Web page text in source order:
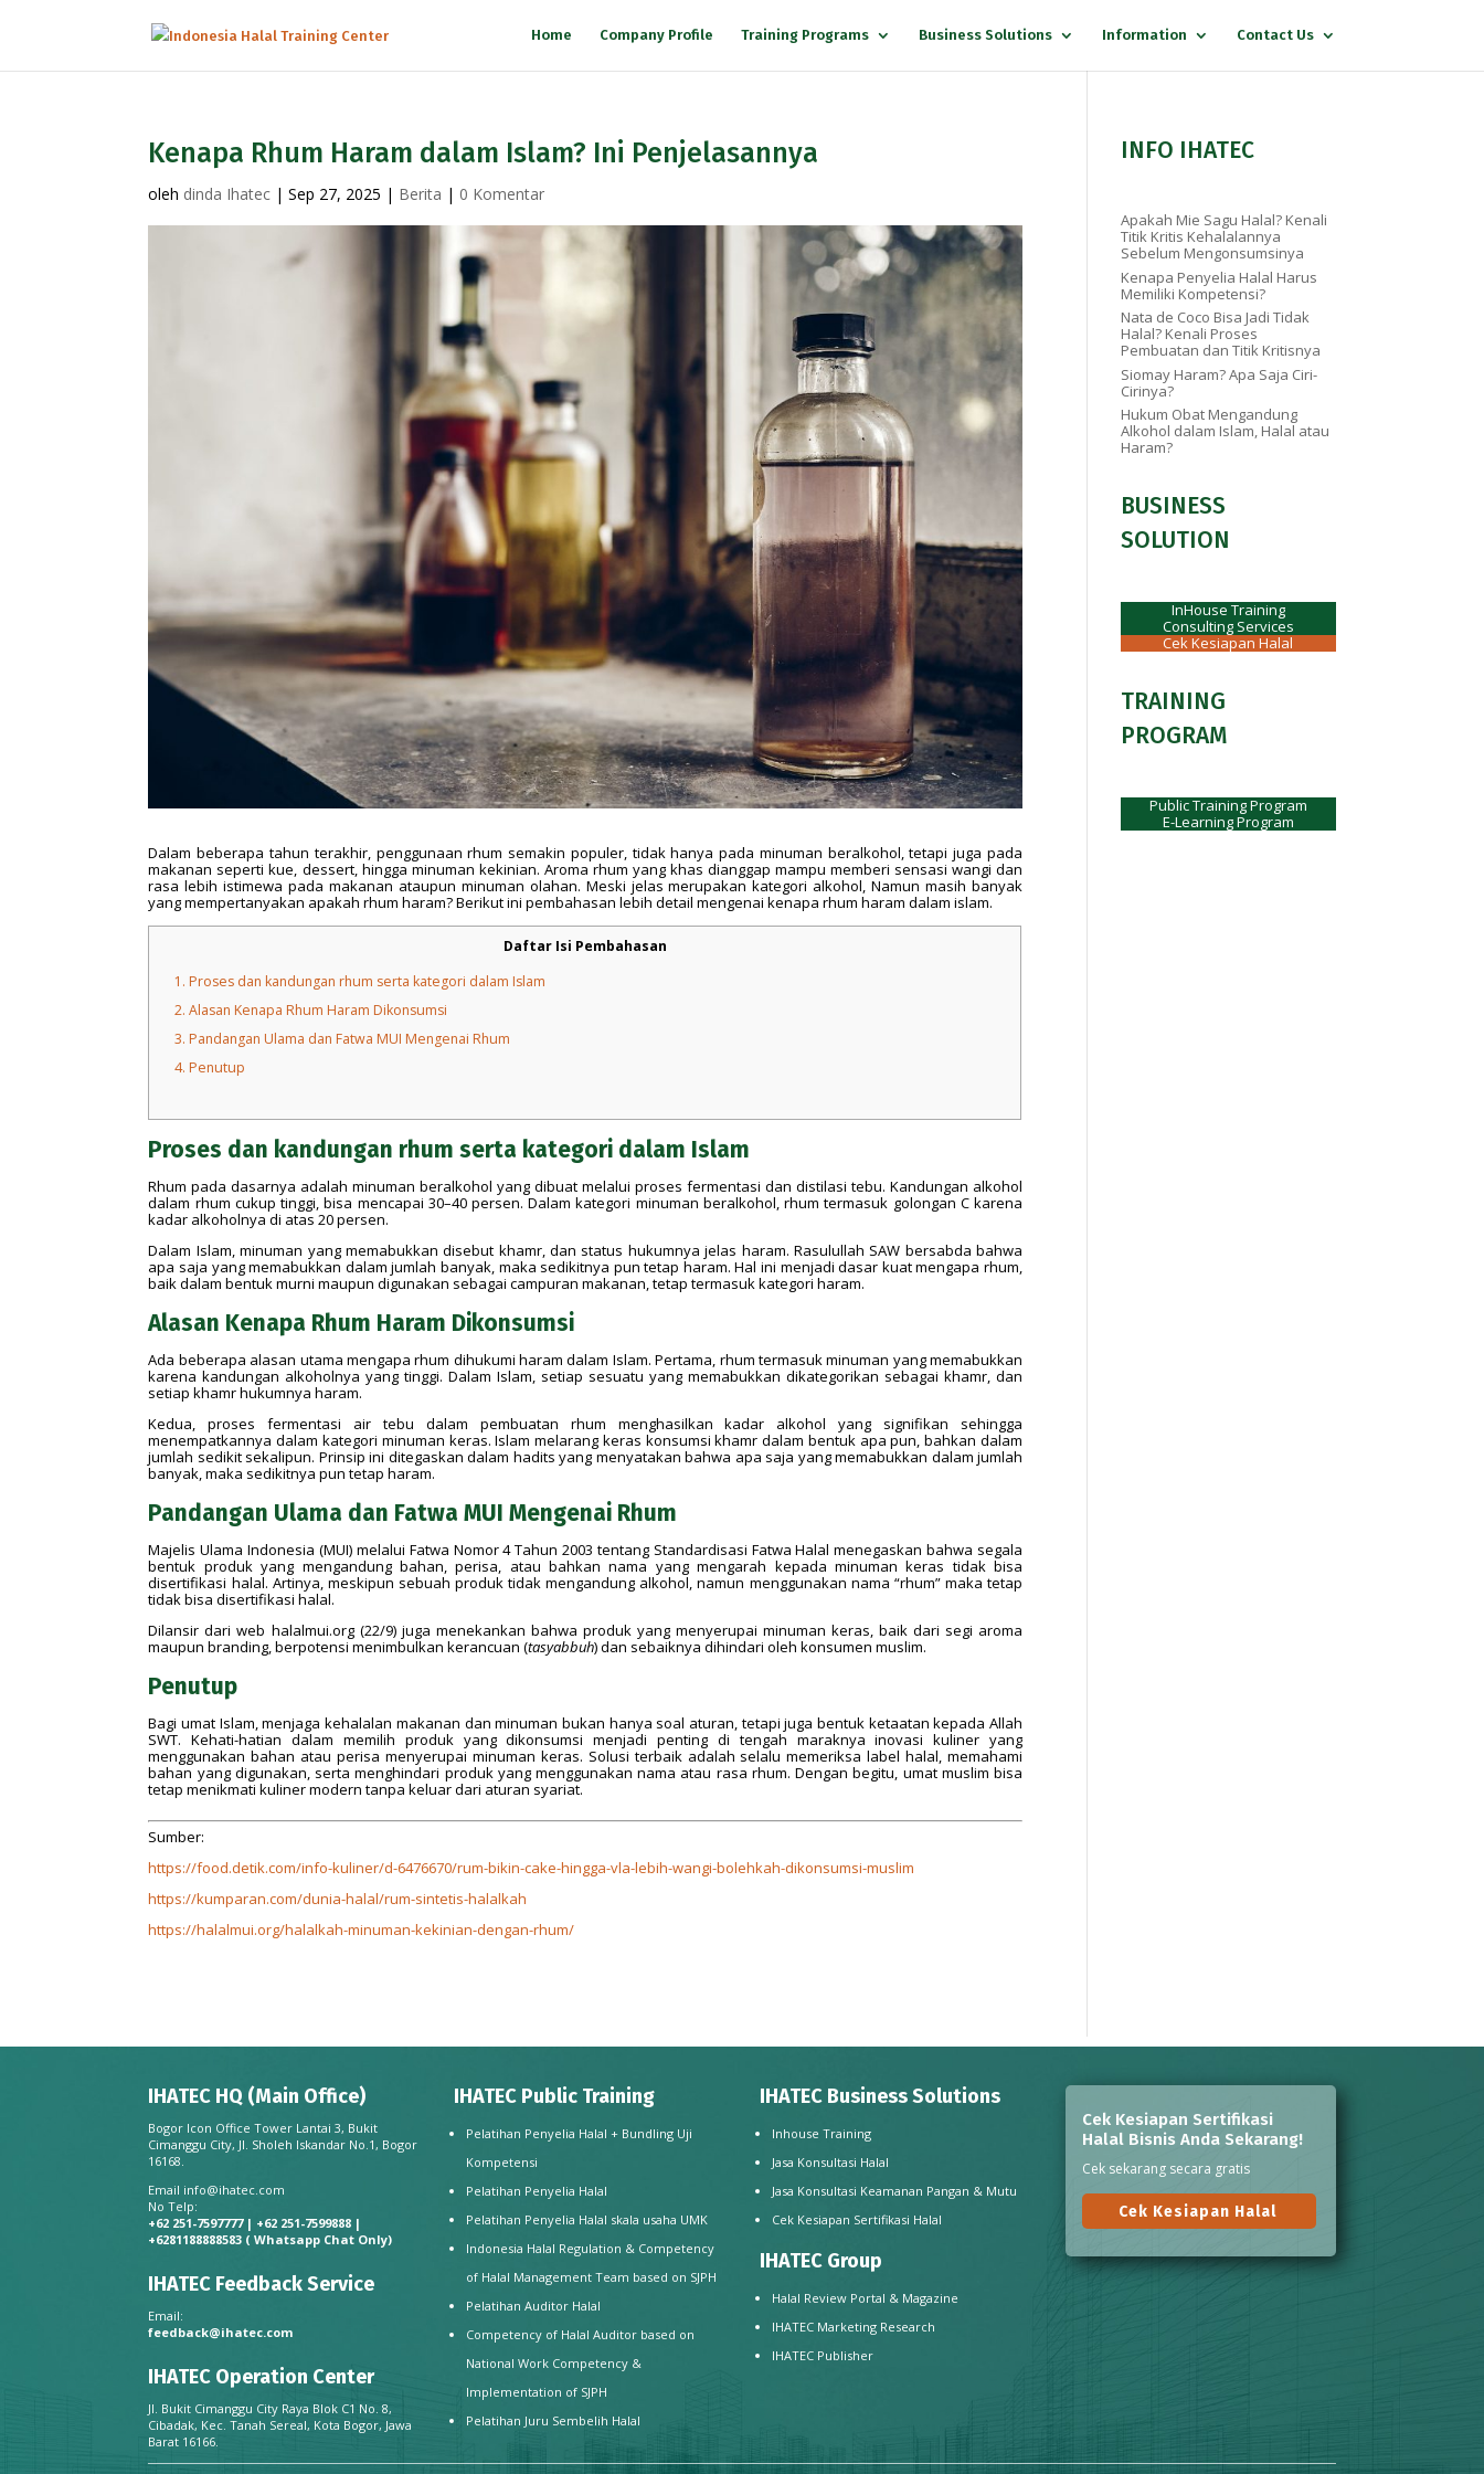
Home Company Profile Training Programs Business Solutions Information Contact Us
Kenapa Rhum Haram dalam Islam? Ini Penjelasannya
oleh dinda Ihatec |Sep 27, 2025 | Berita | 0 Komentar
Dalam beberapa tahun terakhir, penggunaan rhum semakin populer, tidak hanya pada minuman beralkohol, tetapi juga pada
makanan seperti kue, dessert, hingga minuman kekinian. Aroma rhum yang khas dianggap mampu memberi sensasi wangi dan
rasa lebih istimewa pada makanan ataupun minuman olahan. Meski jelas merupakan kategori alkohol, Namun masih banyak
yang mempertanyakan apakah rhum haram? Berikut ini pembahasan lebih detail mengenai kenapa rhum haram dalam islam.
Daftar Isi Pembahasan
1. Proses dan kandungan rhum serta kategori dalam Islam
2. Alasan Kenapa Rhum Haram Dikonsumsi
3. Pandangan Ulama dan Fatwa MUI Mengenai Rhum
4. Penutup
Proses dan kandungan rhum serta kategori dalam Islam
Rhum pada dasarnya adalah minuman beralkohol yang dibuat melalui proses fermentasi dan distilasi tebu. Kandungan alkohol
dalam rhum cukup tinggi, bisa mencapai 30–40 persen. Dalam kategori minuman beralkohol, rhum termasuk golongan C karena
kadar alkoholnya di atas 20 persen.
Dalam Islam, minuman yang memabukkan disebut khamr, dan status hukumnya jelas haram. Rasulullah SAW bersabda bahwa
apa saja yang memabukkan dalam jumlah banyak, maka sedikitnya pun tetap haram. Hal ini menjadi dasar kuat mengapa rhum,
baik dalam bentuk murni maupun digunakan sebagai campuran makanan, tetap termasuk kategori haram.
Alasan Kenapa Rhum Haram Dikonsumsi
Ada beberapa alasan utama mengapa rhum dihukumi haram dalam Islam. Pertama, rhum termasuk minuman yang memabukkan
karena kandungan alkoholnya yang tinggi. Dalam Islam, setiap sesuatu yang memabukkan dikategorikan sebagai khamr, dan
setiap khamr hukumnya haram.
Kedua, proses fermentasi air tebu dalam pembuatan rhum menghasilkan kadar alkohol yang signifikan sehingga
menempatkannya dalam kategori minuman keras. Islam melarang keras konsumsi khamr dalam bentuk apa pun, bahkan dalam
jumlah sedikit sekalipun. Prinsip ini ditegaskan dalam hadits yang menyatakan bahwa apa saja yang memabukkan dalam jumlah
banyak, maka sedikitnya pun tetap haram.
Pandangan Ulama dan Fatwa MUI Mengenai Rhum
Majelis Ulama Indonesia (MUI) melalui Fatwa Nomor 4 Tahun 2003 tentang Standardisasi Fatwa Halal menegaskan bahwa segala
bentuk produk yang mengandung bahan, perisa, atau bahkan nama yang mengarah kepada minuman keras tidak bisa
disertifikasi halal. Artinya, meskipun sebuah produk tidak mengandung alkohol, namun menggunakan nama “rhum” maka tetap
tidak bisa disertifikasi halal.
Dilansir dari web halalmui.org (22/9) juga menekankan bahwa produk yang menyerupai minuman keras, baik dari segi aroma
maupun branding, berpotensi menimbulkan kerancuan (tasyabbuh) dan sebaiknya dihindari oleh konsumen muslim.
Penutup
Bagi umat Islam, menjaga kehalalan makanan dan minuman bukan hanya soal aturan, tetapi juga bentuk ketaatan kepada Allah
SWT. Kehati-hatian dalam memilih produk yang dikonsumsi menjadi penting di tengah maraknya inovasi kuliner yang
menggunakan bahan atau perisa menyerupai minuman keras. Solusi terbaik adalah selalu memeriksa label halal, memahami
bahan yang digunakan, serta menghindari produk yang menggunakan nama atau rasa rhum. Dengan begitu, umat muslim bisa
tetap menikmati kuliner modern tanpa keluar dari aturan syariat.
Sumber:
https://food.detik.com/info-kuliner/d-6476670/rum-bikin-cake-hingga-vla-lebih-wangi-bolehkah-dikonsumsi-muslim
https://kumparan.com/dunia-halal/rum-sintetis-halalkah
https://halalmui.org/halalkah-minuman-kekinian-dengan-rhum/
INFO IHATEC
Apakah Mie Sagu Halal? Kenali
Titik Kritis Kehalalannya
Sebelum Mengonsumsinya
Kenapa Penyelia Halal Harus
Memiliki Kompetensi?
Nata de Coco Bisa Jadi Tidak
Halal? Kenali Proses
Pembuatan dan Titik Kritisnya
Siomay Haram? Apa Saja Ciri-
Cirinya?
Hukum Obat Mengandung
Alkohol dalam Islam, Halal atau
Haram?
BUSINESS
SOLUTION
InHouse Training
Consulting Services
Cek Kesiapan Halal
TRAINING
PROGRAM
Public Training Program
E-Learning Program
IHATEC HQ (Main Office)
Bogor Icon Office Tower Lantai 3, Bukit
Cimanggu City, Jl. Sholeh Iskandar No.1, Bogor
16168.
Email info@ihatec.com
No Telp:
+62 251-7597777 | +62 251-7599888 |
+6281188888583 ( Whatsapp Chat Only)
IHATEC Feedback Service
Email:
feedback@ihatec.com
IHATEC Operation Center
Jl. Bukit Cimanggu City Raya Blok C1 No. 8,
Cibadak, Kec. Tanah Sereal, Kota Bogor, Jawa
Barat 16166.
IHATEC Public Training
Pelatihan Penyelia Halal + Bundling Uji
Kompetensi
Pelatihan Penyelia Halal
Pelatihan Penyelia Halal skala usaha UMK
Indonesia Halal Regulation & Competency
of Halal Management Team based on SJPH
Pelatihan Auditor Halal
Competency of Halal Auditor based on
National Work Competency &
Implementation of SJPH
Pelatihan Juru Sembelih Halal
IHATEC Business Solutions
Inhouse Training
Jasa Konsultasi Halal
Jasa Konsultasi Keamanan Pangan & Mutu
Cek Kesiapan Sertifikasi Halal
IHATEC Group
Halal Review Portal & Magazine
IHATEC Marketing Research
IHATEC Publisher
Cek Kesiapan Sertifikasi
Halal Bisnis Anda Sekarang!
Cek sekarang secara gratis
Cek Kesiapan Halal